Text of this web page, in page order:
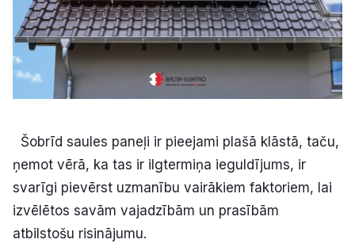
Vieta
Pasākumi
Reklāma
Politiskā reklāma
Šobrīd saules paneļi ir pieejami plašā klāstā, taču,
ņemot vērā, ka tas ir ilgtermiņa ieguldījums, ir
svarīgi pievērst uzmanību vairākiem faktoriem, lai
izvēlētos savām vajadzībām un prasībām
atbilstošu risinājumu.